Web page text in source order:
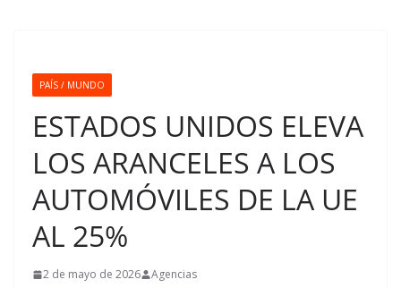
PAÍS / MUNDO
ESTADOS UNIDOS ELEVA
LOS ARANCELES A LOS
AUTOMÓVILES DE LA UE
AL 25%
2 de mayo de 2026 Agencias